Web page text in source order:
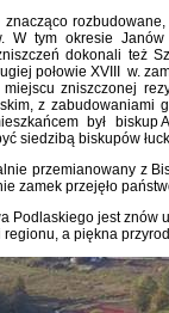
W tym okresie
dokonali też
połowie XVIII w.
zniszczonej
z zabudowaniami
był biskup
siedzibą biskupów
przemianowany z
zamek przejęło
Podlaskiego jest znów
a piękna